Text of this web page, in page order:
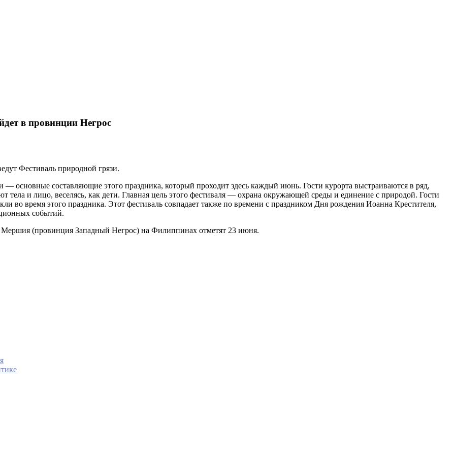
в провинции Негрос
Фестиваль природной грязи.
— основные составляющие этого праздника, который проходит здесь каждый июнь. Гости курорта выстраиваются в ряд,
тела и лицо, веселясь, как дети. Главная цель этого фестиваля — охрана окружающей среды и единение с природой. Гости
во время этого праздника. Этот фестиваль совпадает также по времени с праздником Дня рождения Иоанна Крестителя,
событий.
Мершия (провинция Западный Негрос) на Филиппинах отметят 23 июня.